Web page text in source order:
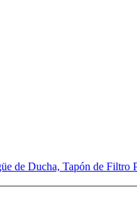
de Ducha, Tapón de